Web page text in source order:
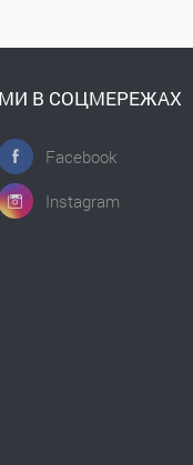
МИ В СОЦМЕРЕЖАХ
Facebook
Instagram